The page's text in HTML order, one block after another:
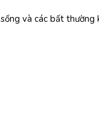
và các bất thường